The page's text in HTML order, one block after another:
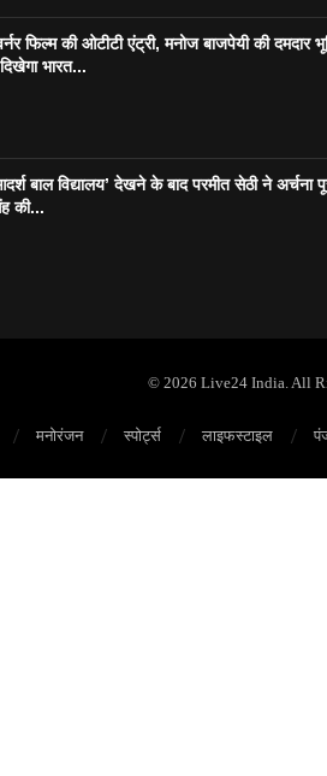
फिल्म की ओटीटी एंट्री, मनोज बाजपेयी की दमदार
भारत...
बाल विद्यालय’ देखने के बाद परमीत सेठी ने अर्चना
की...
© 2026 Live24 India. All
मनोरंजन स्पोर्ट्स लाइफस्टाइल